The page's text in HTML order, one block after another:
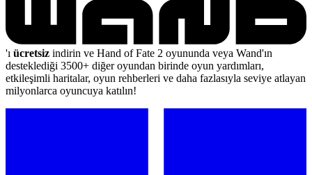
'ı ücretsiz indirin ve Hand of Fate 2 oyununda veya Wand'ın
desteklediği 3500+ diğer oyundan birinde oyun yardımları,
etkileşimli haritalar, oyun rehberleri ve daha fazlasıyla seviye atlayan
milyonlarca oyuncuya katılın!